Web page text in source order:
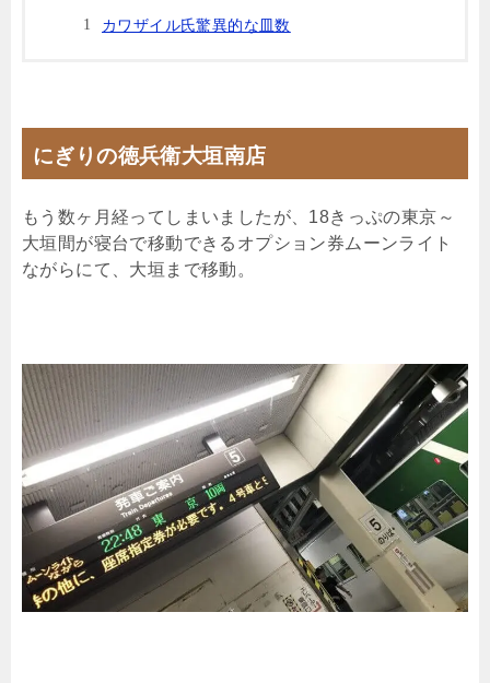
カワザイル氏驚異的な皿数
にぎりの徳兵衛大垣南店
もう数ヶ月経ってしまいましたが、18きっぷの東京～
大垣間が寝台で移動できるオプション券ムーンライト
ながらにて、大垣まで移動。